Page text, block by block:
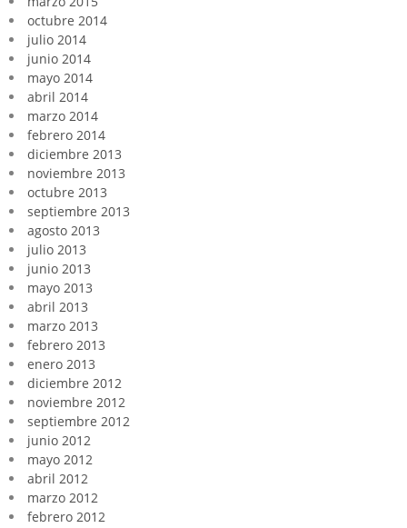
octubre 2014
julio 2014
junio 2014
mayo 2014
abril 2014
marzo 2014
febrero 2014
diciembre 2013
noviembre 2013
octubre 2013
septiembre 2013
agosto 2013
julio 2013
junio 2013
mayo 2013
abril 2013
marzo 2013
febrero 2013
enero 2013
diciembre 2012
noviembre 2012
septiembre 2012
junio 2012
mayo 2012
abril 2012
marzo 2012
febrero 2012